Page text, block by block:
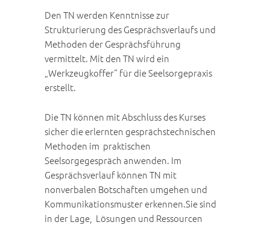
Den TN werden Kenntnisse zur
Strukturierung des Gesprächsverlaufs und
Methoden der Gesprächsführung
vermittelt. Mit den TN wird ein
„Werkzeugkoffer“ für die Seelsorgepraxis
erstellt.
Die TN können mit Abschluss des Kurses
sicher die erlernten gesprächstechnischen
Methoden im praktischen
Seelsorgegespräch anwenden. Im
Gesprächsverlauf können TN mit
nonverbalen Botschaften umgehen und
Kommunikationsmuster erkennen.Sie sind
in der Lage, Lösungen und Ressourcen